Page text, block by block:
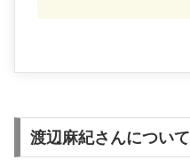
渡辺麻紀さんについて